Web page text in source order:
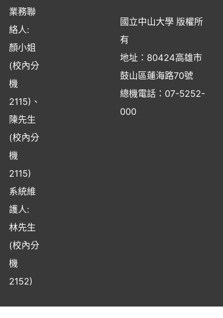
業務聯
絡人:
顏小姐
(校內分
機
2115)、
陳先生
(校內分
機
2115)
系統維
護人:
林先生
(校內分
機
2152)
國立中山大學 版權所
有
地址：80424高雄市
鼓山區蓮海路70號
總機電話：07-5252-
000